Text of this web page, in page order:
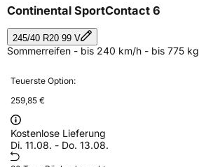
Continental SportContact 6
245/40 R20 99 V
Sommerreifen - bis 240 km/h - bis 775 kg
Teuerste Option:
259,85 €
Kostenlose Lieferung
Di. 11.08. - Do. 13.08.